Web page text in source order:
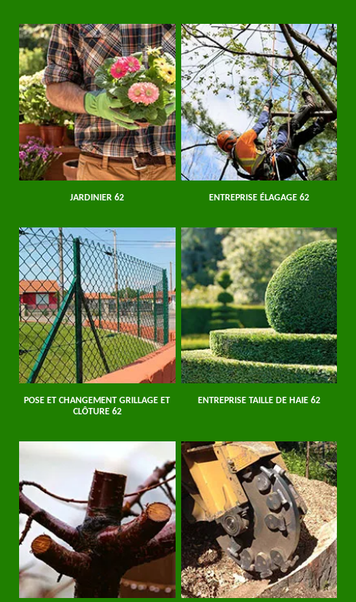
JARDINIER 62 ENTREPRISE ÉLAGAGE 62
POSE ET CHANGEMENT GRILLAGE ET
CLÔTURE 62
ENTREPRISE TAILLE DE HAIE 62